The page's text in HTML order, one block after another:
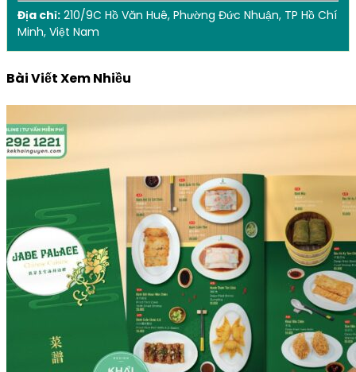
Địa chỉ:210/9C Hồ Văn Huê, Phường Đức Nhuận, TP Hồ Chí
Minh, Việt Nam
Bài Viết Xem Nhiều